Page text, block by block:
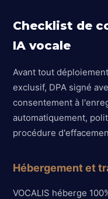
Checklist de
IA vocale
Avant tout
exclusif, DPA signé
consentement à
automatiquement,
procédure
Hébergement et
VOCALIS héberge